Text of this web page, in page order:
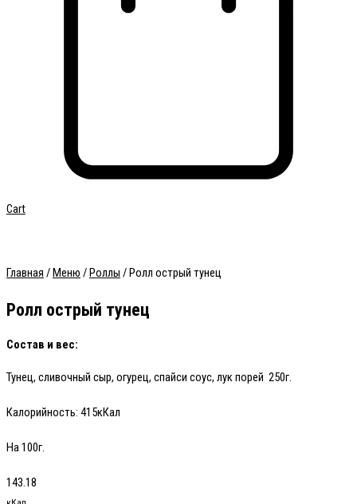
Cart
Главная /Меню /Роллы / Ролл острый тунец
Ролл острый тунец
Состав и вес:
Тунец, сливочный сыр, огурец, спайси соус, лук порей 250г.
Калорийность: 415кКал
На 100г.
143.18